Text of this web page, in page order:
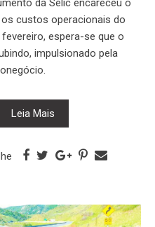
custos operacionais do
espera-se que o
impulsionado pela
Leia Mais